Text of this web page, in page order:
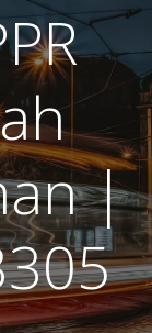
|